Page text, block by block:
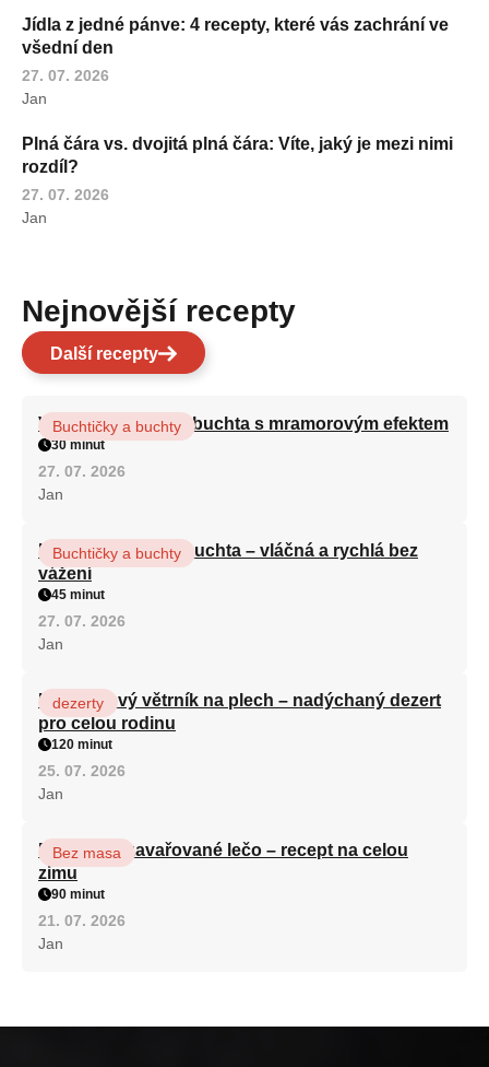
Jídla z jedné pánve: 4 recepty, které vás zachrání ve
všední den
27. 07. 2026
Jan
Plná čára vs. dvojitá plná čára: Víte, jaký je mezi nimi
rozdíl?
27. 07. 2026
Jan
Nejnovější recepty
Další recepty
Vláčná olejová litá buchta s mramorovým efektem
Buchtičky a buchty
30 minut
27. 07. 2026
Jan
Hrnková maková buchta – vláčná a rychlá bez
vážení
Buchtičky a buchty
45 minut
27. 07. 2026
Jan
Karamelový větrník na plech – nadýchaný dezert
pro celou rodinu
dezerty
120 minut
25. 07. 2026
Jan
Babiččino zavařované lečo – recept na celou
zimu
Bez masa
90 minut
21. 07. 2026
Jan